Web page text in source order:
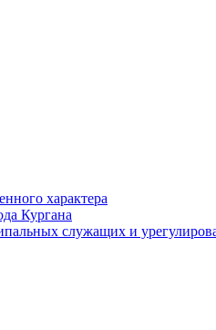
характера
Кургана
служащих и